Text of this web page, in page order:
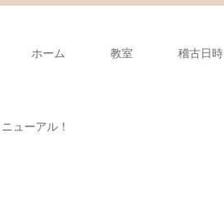
ホーム 教室 稽古日時
ューアル！